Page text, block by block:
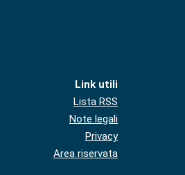
Link utili
Lista RSS
Note legali
Privacy
Area riservata